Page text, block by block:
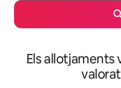
Els allotjaments